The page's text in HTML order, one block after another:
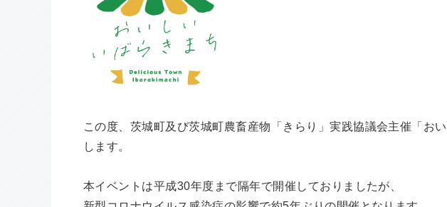
この度、茨城町及び茨城町農畜産物「きらり」実践協議会主催「お
します。
本イベントは平成30年度まで隔年で開催しておりましたが、